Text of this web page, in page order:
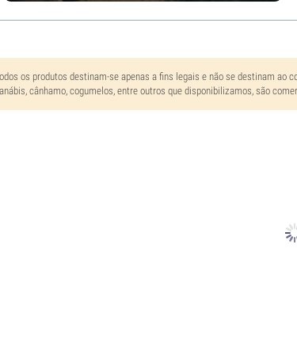
os produtos destinam-se apenas a fins legais e não se destinam
cânhamo, cogumelos, entre outros que disponibilizamos, são